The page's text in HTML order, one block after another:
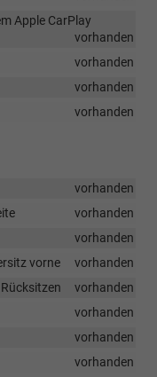
Apple CarPlay
vorhanden
vorhanden
vorhanden
vorhanden
vorhanden
vorhanden
vorhanden
vorne
vorhanden
vorhanden
vorhanden
vorhanden
vorhanden